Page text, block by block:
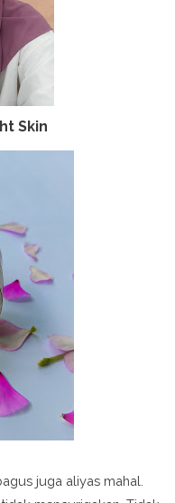
Skin
juga aliyas mahal.